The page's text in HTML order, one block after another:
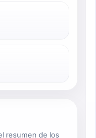
resumen de los